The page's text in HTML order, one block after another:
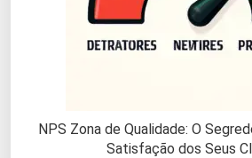
NPS Zona de Qualidade: O
Satisfação dos Seus